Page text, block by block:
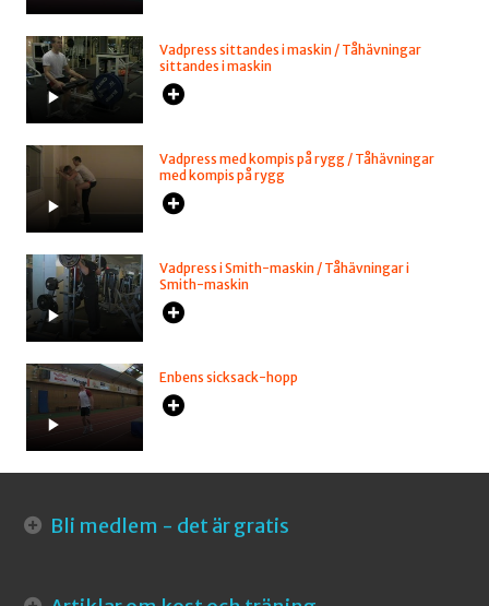
Vadpress sittandes i maskin / Tåhävningar
sittandes i maskin
Vadpress med kompis på rygg / Tåhävningar
med kompis på rygg
Vadpress i Smith-maskin / Tåhävningar i
Smith-maskin
Enbens sicksack-hopp
Bli medlem - det är gratis